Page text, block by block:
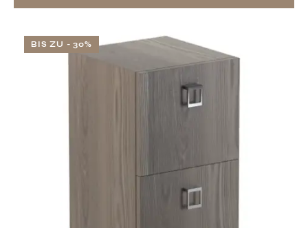
BIS ZU - 30%